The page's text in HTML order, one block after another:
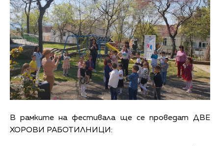
В рамките на фестивала ще се проведат ДВЕ
ХОРОВИ РАБОТИЛНИЦИ: